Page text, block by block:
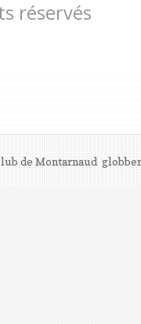
réservés
de Montarnaud